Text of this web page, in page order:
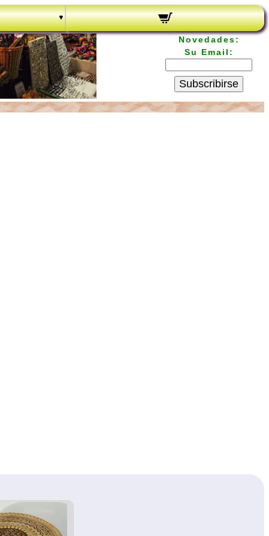
Novedades:
Su Email:
Subscribirse